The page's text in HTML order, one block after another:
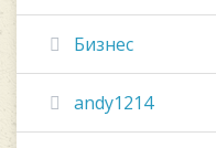
Бизнес
andy1214